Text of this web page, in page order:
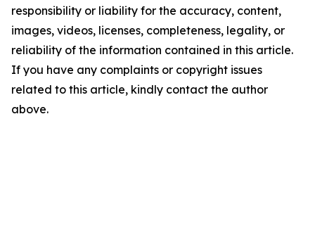
responsibility or liability for the accuracy, content,
images, videos, licenses, completeness, legality, or
reliability of the information contained in this article.
If you have any complaints or copyright issues
related to this article, kindly contact the author
above.